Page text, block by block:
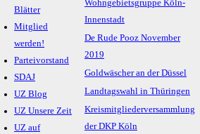
Blätter
Mitglied
werden!
Parteivorstand
SDAJ
UZ Blog
UZ Unsere Zeit
UZ auf
Wohngebietsgruppe Köln-
Innenstadt
De Rude Pooz November
2019
Goldwäscher an der Düssel
Landtagswahl in Thüringen
Kreismitgliederversammlung
der DKP Köln